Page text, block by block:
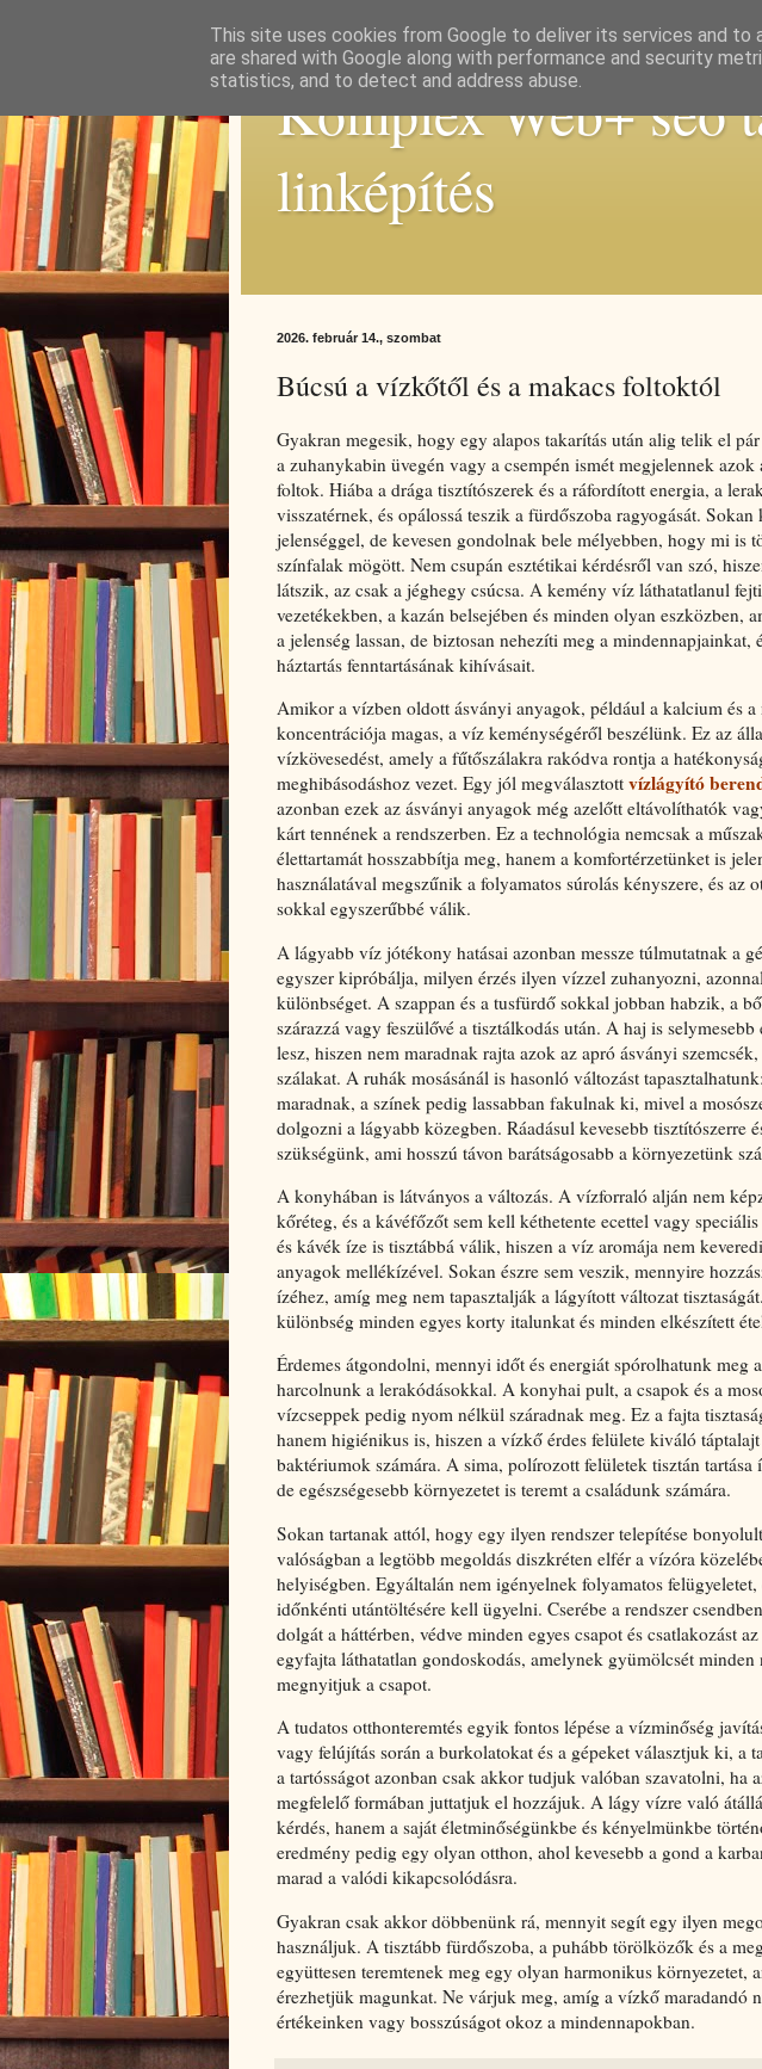
Komplex Web+ seo
linképítés
2026. február 14., szombat
Búcsú a vízkőtől és a makacs foltoktól
Gyakran megesik, hogy egy alapos takarítás után alig telik el pár
a zuhanykabin üvegén vagy a csempén ismét megjelennek azok
foltok. Hiába a drága tisztítószerek és a ráfordított energia, a
visszatérnek, és opálossá teszik a fürdőszoba ragyogását. Sokan
jelenséggel, de kevesen gondolnak bele mélyebben, hogy mi is
színfalak mögött. Nem csupán esztétikai kérdésről van szó,
látszik, az csak a jéghegy csúcsa. A kemény víz láthatatlanul
vezetékekben, a kazán belsejében és minden olyan eszközben,
a jelenség lassan, de biztosan nehezíti meg a mindennapjainkat,
háztartás fenntartásának kihívásait.
Amikor a vízben oldott ásványi anyagok, például a kalcium és a
koncentrációja magas, a víz keménységéről beszélünk. Ez az
vízkövesedést, amely a fűtőszálakra rakódva rontja a
meghibásodáshoz vezet. Egy jól megválasztott vízlágyító
azonban ezek az ásványi anyagok még azelőtt eltávolíthatók
kárt tennének a rendszerben. Ez a technológia nemcsak a
élettartamát hosszabbítja meg, hanem a komfortérzetünket is
használatával megszűnik a folyamatos súrolás kényszere, és az
sokkal egyszerűbbé válik.
A lágyabb víz jótékony hatásai azonban messze túlmutatnak a
egyszer kipróbálja, milyen érzés ilyen vízzel zuhanyozni,
különbséget. A szappan és a tusfürdő sokkal jobban habzik, a
szárazzá vagy feszülővé a tisztálkodás után. A haj is
lesz, hiszen nem maradnak rajta azok az apró ásványi
szálakat. A ruhák mosásánál is hasonló változást
maradnak, a színek pedig lassabban fakulnak ki, mivel a
dolgozni a lágyabb közegben. Ráadásul kevesebb tisztítószerre
szükségünk, ami hosszú távon barátságosabb a környezetünk
A konyhában is látványos a változás. A vízforraló alján nem
kőréteg, és a kávéfőzőt sem kell kéthetente ecettel vagy
és kávék íze is tisztábbá válik, hiszen a víz aromája nem
anyagok mellékízével. Sokan észre sem veszik, mennyire
ízéhez, amíg meg nem tapasztalják a lágyított változat
különbség minden egyes korty italunkat és minden elkészített
Érdemes átgondolni, mennyi időt és energiát spórolhatunk meg
harcolnunk a lerakódásokkal. A konyhai pult, a csapok és a
vízcseppek pedig nyom nélkül száradnak meg. Ez a fajta
hanem higiénikus is, hiszen a vízkő érdes felülete kiváló
baktériumok számára. A sima, polírozott felületek tisztán tartása
de egészségesebb környezetet is teremt a családunk számára.
Sokan tartanak attól, hogy egy ilyen rendszer telepítése
valóságban a legtöbb megoldás diszkréten elfér a vízóra
helyiségben. Egyáltalán nem igényelnek folyamatos felügyeletet,
időnkénti utántöltésére kell ügyelni. Cserébe a rendszer
dolgát a háttérben, védve minden egyes csapot és csatlakozást
egyfajta láthatatlan gondoskodás, amelynek gyümölcsét
megnyitjuk a csapot.
A tudatos otthonteremtés egyik fontos lépése a vízminőség
vagy felújítás során a burkolatokat és a gépeket választjuk ki, a
a tartósságot azonban csak akkor tudjuk valóban szavatolni, ha
megfelelő formában juttatjuk el hozzájuk. A lágy vízre való
kérdés, hanem a saját életminőségünkbe és kényelmünkbe
eredmény pedig egy olyan otthon, ahol kevesebb a gond a
marad a valódi kikapcsolódásra.
Gyakran csak akkor döbbenünk rá, mennyit segít egy ilyen
használjuk. A tisztább fürdőszoba, a puhább törölközők és a
együttesen teremtenek meg egy olyan harmonikus környezetet,
érezhetjük magunkat. Ne várjuk meg, amíg a vízkő maradandó
értékeinken vagy bosszúságot okoz a mindennapokban.
This site uses cookies from Google to deliver its services and to
are shared with Google along with performance and security
statistics, and to detect and address abuse.